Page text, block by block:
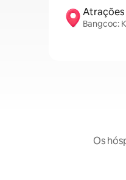
Bangcoc:
Os